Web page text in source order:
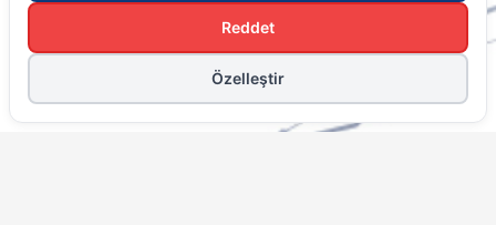
Hedeflerimiz
Değerlerimiz